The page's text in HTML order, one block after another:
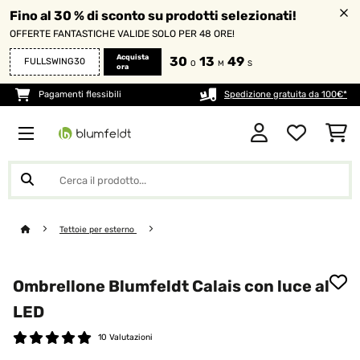
Fino al 30 % di sconto su prodotti selezionati!
OFFERTE FANTASTICHE VALIDE SOLO PER 48 ORE!
FULLSWING30
Acquista
ora
30 O 13 M 48 S
Pagamenti flessibili Spedizione gratuita da 100€*
Tettoie per esterno
Ombrellone Blumfeldt Calais con luce al
LED
10 Valutazioni